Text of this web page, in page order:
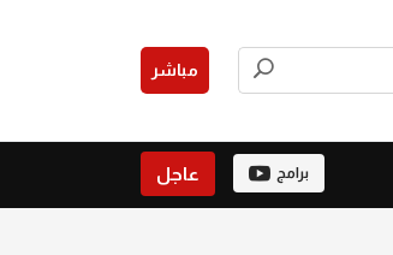
مباشر
برامج عاجل